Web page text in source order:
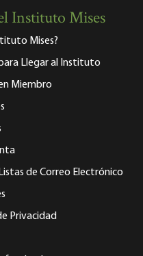
Instituto Mises
Mises?
Llegar al Instituto
Miembro
de Correo Electrónico
Privacidad